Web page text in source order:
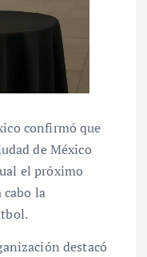
confirmó que
de México
el próximo
cabo la
destacó